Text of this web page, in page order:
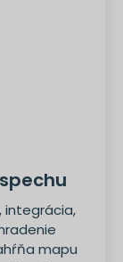
integrácia,
mapu